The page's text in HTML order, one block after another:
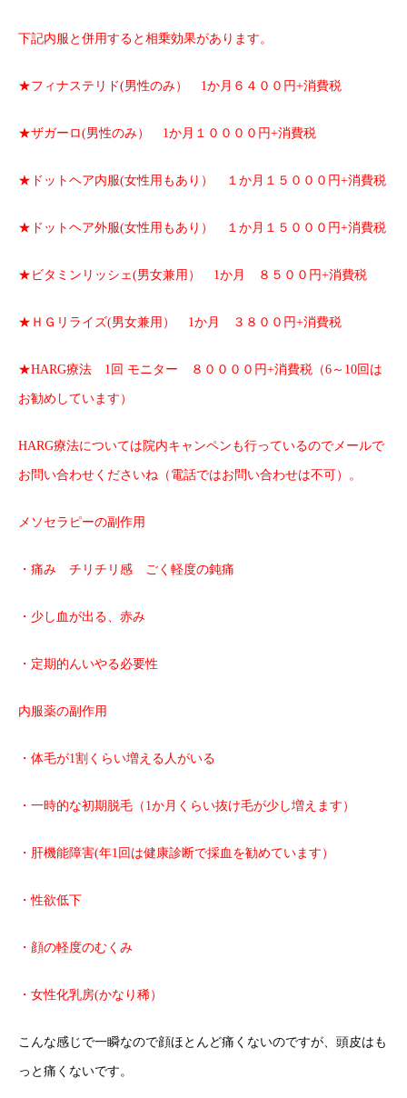
下記内服と併用すると相乗効果があります。
★フィナステリド(男性のみ） 1か月６４００円+消費税
★ザガーロ(男性のみ） 1か月１００００円+消費税
★ドットヘア内服(女性用もあり） １か月１５０００円+消費税
★ドットヘア外服(女性用もあり） １か月１５０００円+消費税
★ビタミンリッシェ(男女兼用） 1か月 ８５００円+消費税
★ＨＧリライズ(男女兼用） 1か月 ３８００円+消費税
★HARG療法 1回 モニター ８００００円+消費税（6～10回は
お勧めしています）
HARG療法については院内キャンペンも行っているのでメールで
お問い合わせくださいね（電話ではお問い合わせは不可）。
メソセラピーの副作用
・痛み チリチリ感 ごく軽度の鈍痛
・少し血が出る、赤み
・定期的んいやる必要性
内服薬の副作用
・体毛が1割くらい増える人がいる
・一時的な初期脱毛（1か月くらい抜け毛が少し増えます）
・肝機能障害(年1回は健康診断で採血を勧めています）
・性欲低下
・顔の軽度のむくみ
・女性化乳房(かなり稀）
こんな感じで一瞬なので顔ほとんど痛くないのですが、頭皮はも
っと痛くないです。